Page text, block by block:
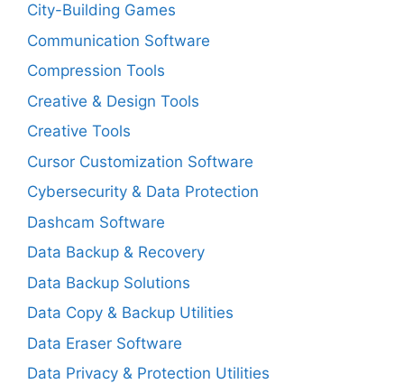
City-Building Games
Communication Software
Compression Tools
Creative & Design Tools
Creative Tools
Cursor Customization Software
Cybersecurity & Data Protection
Dashcam Software
Data Backup & Recovery
Data Backup Solutions
Data Copy & Backup Utilities
Data Eraser Software
Data Privacy & Protection Utilities